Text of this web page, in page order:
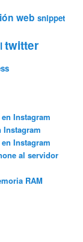
web snippet
twitter
Instagram
Instagram
Instagram
al servidor
RAM